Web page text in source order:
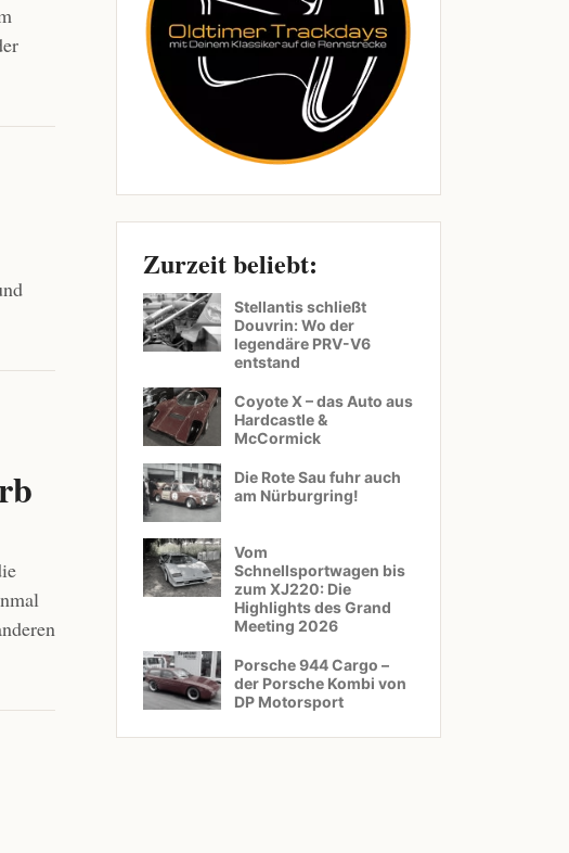
Zurzeit beliebt:
Stellantis schließt
Douvrin: Wo der
legendäre PRV-V6
entstand
Coyote X – das Auto aus
Hardcastle &
McCormick
Die Rote Sau fuhr auch
am Nürburgring!
Vom
Schnellsportwagen bis
zum XJ220: Die
Highlights des Grand
Meeting 2026
Porsche 944 Cargo –
der Porsche Kombi von
DP Motorsport